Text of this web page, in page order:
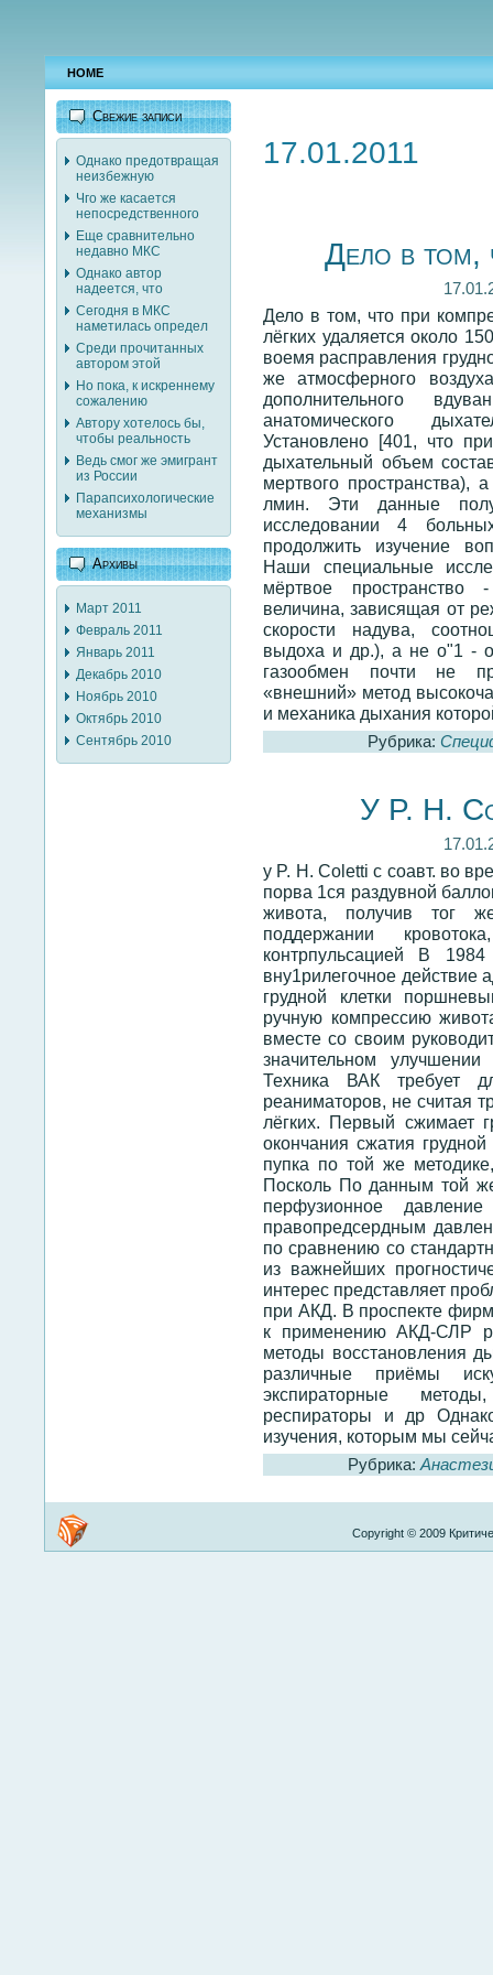
HOME
Свежие записи
Однако предотвращая
неизбежную
Чго же касается
непосредственного
Еще сравнительно
недавно МКС
Однако автор
надеется, что
Сегодня в МКС
наметилась определ
Среди прочитанных
автором этой
Но пока, к искреннему
сожалению
Автору хотелось бы,
чтобы реальность
Ведь смог же эмигрант
из России
Парапсихологические
механизмы
Архивы
Март 2011
Февраль 2011
Январь 2011
Декабрь 2010
Ноябрь 2010
Октябрь 2010
Сентябрь 2010
17.01.2011
Дело в том,
Дело в том, что при
лёгких удаляется около
воемя расправления
же атмосферного
дополнительного
анатомического
Установлено [401, что
дыхательный объем
мертвого пространства),
лмин. Эти данные
исследовании 4
продолжить изучение
Наши специальные
мёртвое пространство
величина, зависящая от
скорости надува,
выдоха и др.), а не о"1 -
газообмен почти не
«внешний» метод
и механика дыхания
Рубрика:
У P. H.
у P. H. Coletti с соавт. во
порва 1ся раздувной
живота, получив тог
поддержании
контрпульсацией В
вну1рилегочное
грудной клетки
ручную компрессию
вместе со своим
значительном
Техника ВАК требует
реаниматоров, не считая
лёгких. Первый сжимает
окончания сжатия
пупка по той же
Посколь По данным той
перфузионное
правопредсердным
по сравнению со
из важнейших
интерес представляет
при АКД. В проспекте
к применению АКД-СЛР
методы восстановления
различные приёмы
экспираторные
респираторы и др
изучения, которым мы
Рубрика:
Copyright © 2009